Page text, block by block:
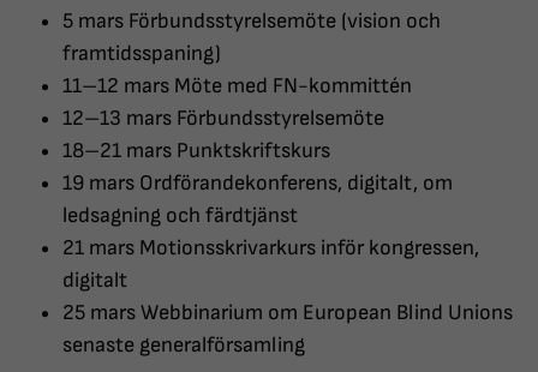
5 mars Förbundsstyrelsemöte (vision och
framtidsspaning)
11–12 mars Möte med FN-kommittén
12–13 mars Förbundsstyrelsemöte
18–21 mars Punktskriftskurs
19 mars Ordförandekonferens, digitalt, om
ledsagning och färdtjänst
21 mars Motionsskrivarkurs inför kongressen,
digitalt
25 mars Webbinarium om European Blind Unions
senaste generalförsamling